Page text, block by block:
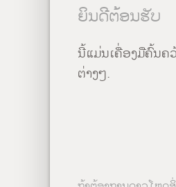
ຍິນດີຕ້ອນຮັບ
ນີ້ແມ່ນເຄື່ອງມືຄົ້ນຄ
ຕ່າງໆ.